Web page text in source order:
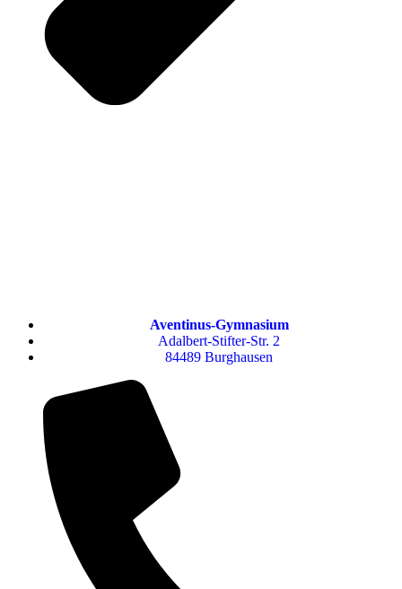
Aventinus-Gymnasium
Adalbert-Stifter-Str. 2
84489 Burghausen